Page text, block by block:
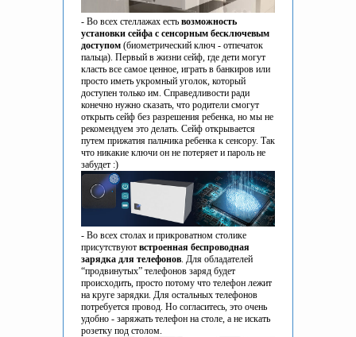
- Во всех стеллажах есть возможность
установки сейфа с сенсорным бесключевым
доступом (биометрический ключ - отпечаток
пальца). Первый в жизни сейф, где дети могут
класть все самое ценное, играть в банкиров или
просто иметь укромный уголок, который
доступен только им. Справедливости ради
конечно нужно сказать, что родители смогут
открыть сейф без разрешения ребенка, но мы не
рекомендуем это делать. Сейф открывается
путем прижатия пальчика ребенка к сенсору. Так
что никакие ключи он не потеряет и пароль не
забудет :)
- Во всех столах и прикроватном столике
присутствуют встроенная беспроводная
зарядка для телефонов . Для обладателей
“продвинутых” телефонов заряд будет
происходить, просто потому что телефон лежит
на круге зарядки. Для остальных телефонов
потребуется провод. Но согласитесь, это очень
удобно - заряжать телефон на столе, а не искать
розетку под столом.